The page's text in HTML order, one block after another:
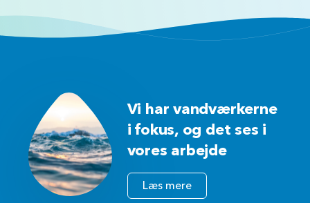
Vi har vandværkerne
i fokus, og det ses i
vores arbejde
Læs mere